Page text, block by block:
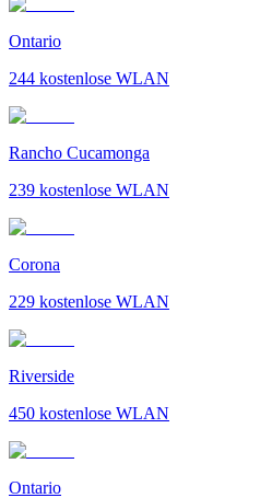
Ontario
244 kostenlose WLAN
Rancho Cucamonga
239 kostenlose WLAN
Corona
229 kostenlose WLAN
Riverside
450 kostenlose WLAN
Ontario